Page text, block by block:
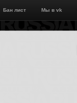
Бан лист Мы в vk